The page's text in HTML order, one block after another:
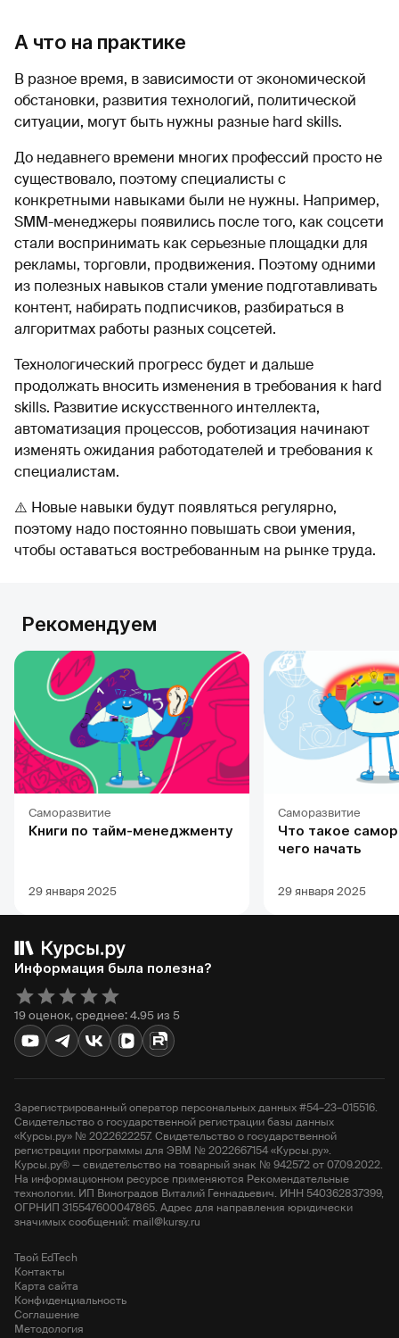
А что на практике
В разное время, в зависимости от экономической
обстановки, развития технологий, политической
ситуации, могут быть нужны разные hard skills.
До недавнего времени многих профессий просто не
существовало, поэтому специалисты с
конкретными навыками были не нужны. Например,
SMM-менеджеры появились после того, как соцсети
стали воспринимать как серьезные площадки для
рекламы, торговли, продвижения. Поэтому одними
из полезных навыков стали умение подготавливать
контент, набирать подписчиков, разбираться в
алгоритмах работы разных соцсетей.
Технологический прогресс будет и дальше
продолжать вносить изменения в требования к hard
skills. Развитие искусственного интеллекта,
автоматизация процессов, роботизация начинают
изменять ожидания работодателей и требования к
специалистам.
⚠️ Новые навыки будут появляться регулярно,
поэтому надо постоянно повышать свои умения,
чтобы оставаться востребованным на рынке труда.
Рекомендуем
Саморазвитие
Книги по тайм-менеджменту
29 января 2025
Саморазвитие
Что такое
чего начать
29 января 2025
Информация была полезна?
19 оценок, среднее: 4.95 из 5
Зарегистрированный оператор персональных данных #54–23–015516.
Свидетельство о государственной регистрации базы данных
«Курсы.ру» № 2022622257. Свидетельство о государственной
регистрации программы для ЭВМ № 2022667154 «Курсы.ру».
Курсы.ру® — свидетельство на товарный знак № 942572 от 07.09.2022.
На информационном ресурсе применяются Рекомендательные
технологии. ИП Виноградов Виталий Геннадьевич. ИНН 540362837399,
ОГРНИП 315547600047865. Адрес для направления юридически
значимых сообщений: mail@kursy.ru
Твой EdTech
Контакты
Карта сайта
Конфиденциальность
Соглашение
Методология